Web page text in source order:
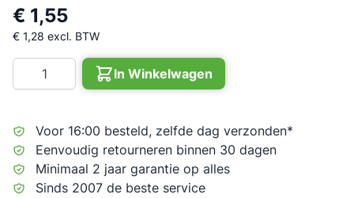
€ 1,55
€ 1,28 excl. BTW
Aantal
In Winkelwagen
Voor 16:00 besteld, zelfde dag verzonden*
Eenvoudig retourneren binnen 30 dagen
Minimaal 2 jaar garantie op alles
Sinds 2007 de beste service